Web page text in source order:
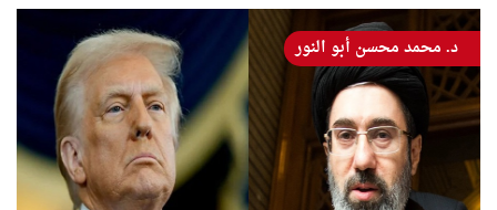
د. محمد محسن أبو النور